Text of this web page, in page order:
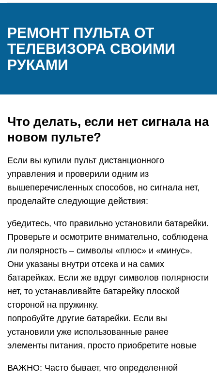
РЕМОНТ ПУЛЬТА ОТ
ТЕЛЕВИЗОРА СВОИМИ
РУКАМИ
Что делать, если нет сигнала на
новом пульте?
Если вы купили пульт дистанционного
управления и проверили одним из
вышеперечисленных способов, но сигнала нет,
проделайте следующие действия:
убедитесь, что правильно установили батарейки.
Проверьте и осмотрите внимательно, соблюдена
ли полярность – символы «плюс» и «минус».
Они указаны внутри отсека и на самих
батарейках. Если же вдруг символов полярности
нет, то устанавливайте батарейку плоской
стороной на пружинку.
попробуйте другие батарейки. Если вы
установили уже использованные ранее
элементы питания, просто приобретите новые
ВАЖНО: Часто бывает, что определенной